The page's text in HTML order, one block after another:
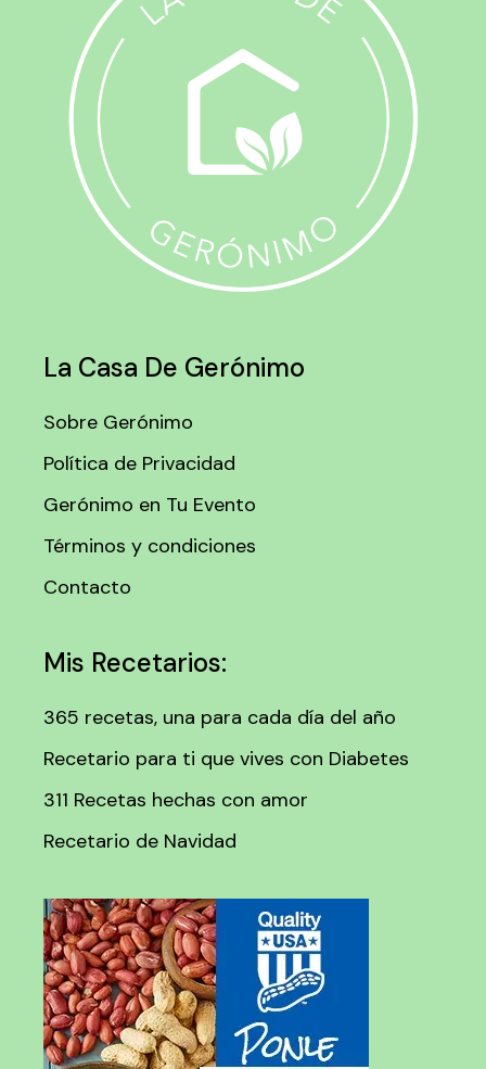
La Casa De Gerónimo
Sobre Gerónimo
Política de Privacidad
Gerónimo en Tu Evento
Términos y condiciones
Contacto
Mis Recetarios:
365 recetas, una para cada día del año
Recetario para ti que vives con Diabetes
311 Recetas hechas con amor
Recetario de Navidad